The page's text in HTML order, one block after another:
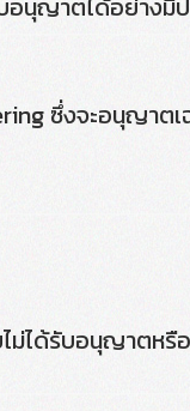
ซึ่งจะอนุญาต
ม่ได้รับอนุญาตหรื